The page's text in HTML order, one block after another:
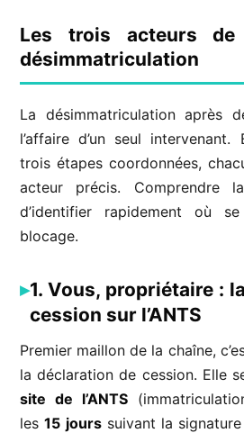
Les trois acteurs
désimmatriculation
La désimmatriculation après
l’affaire d’un seul
trois étapes coordonnées,
acteur précis. Comprendre
d’identifier rapidement où
blocage.
1. Vous, propriétaire :
cession sur l’ANTS
Premier maillon de la chaîne,
la déclaration de cession. Elle
site de l’ANTS
les15 jourssuivant la